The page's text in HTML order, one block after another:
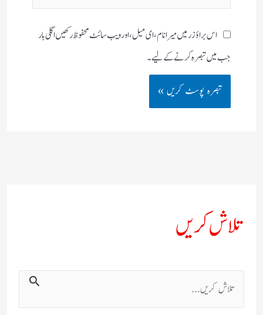
اس براؤزر میں میرا نام، ای میل، اور ویب سائٹ محفوظ رکھیں اگلی بار
جب میں تبصرہ کرنے کےلیے۔
تلاش کریں
ل